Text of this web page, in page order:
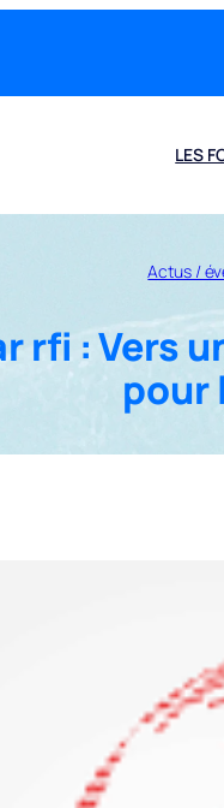
LES
Actus /
rfi : Vers
pour